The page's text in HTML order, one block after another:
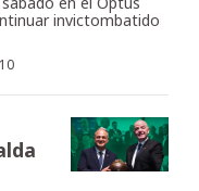
invictombatido